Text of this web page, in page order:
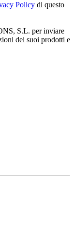
Policy di questo
S.L. per inviare
dei suoi prodotti e